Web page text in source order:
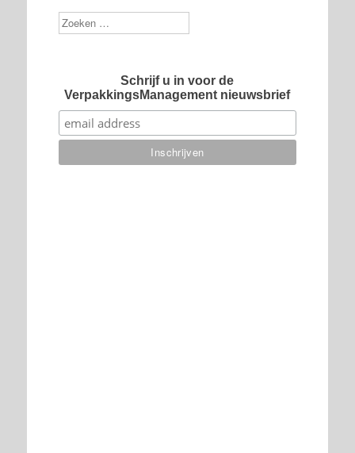
Zoek
Schrijf u in voor de
VerpakkingsManagement nieuwsbrief